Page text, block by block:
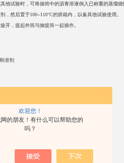
欢迎您！
的朋友！有什么可以帮助您的
吗？
他试验时，可将抽筒中的沥青溶液倒入已称重的蒸馏
剂，然后置于100--110°C的烘箱内，以备其他试验使
开，提起外筒与抽提筒一起操作。
青和溶剂